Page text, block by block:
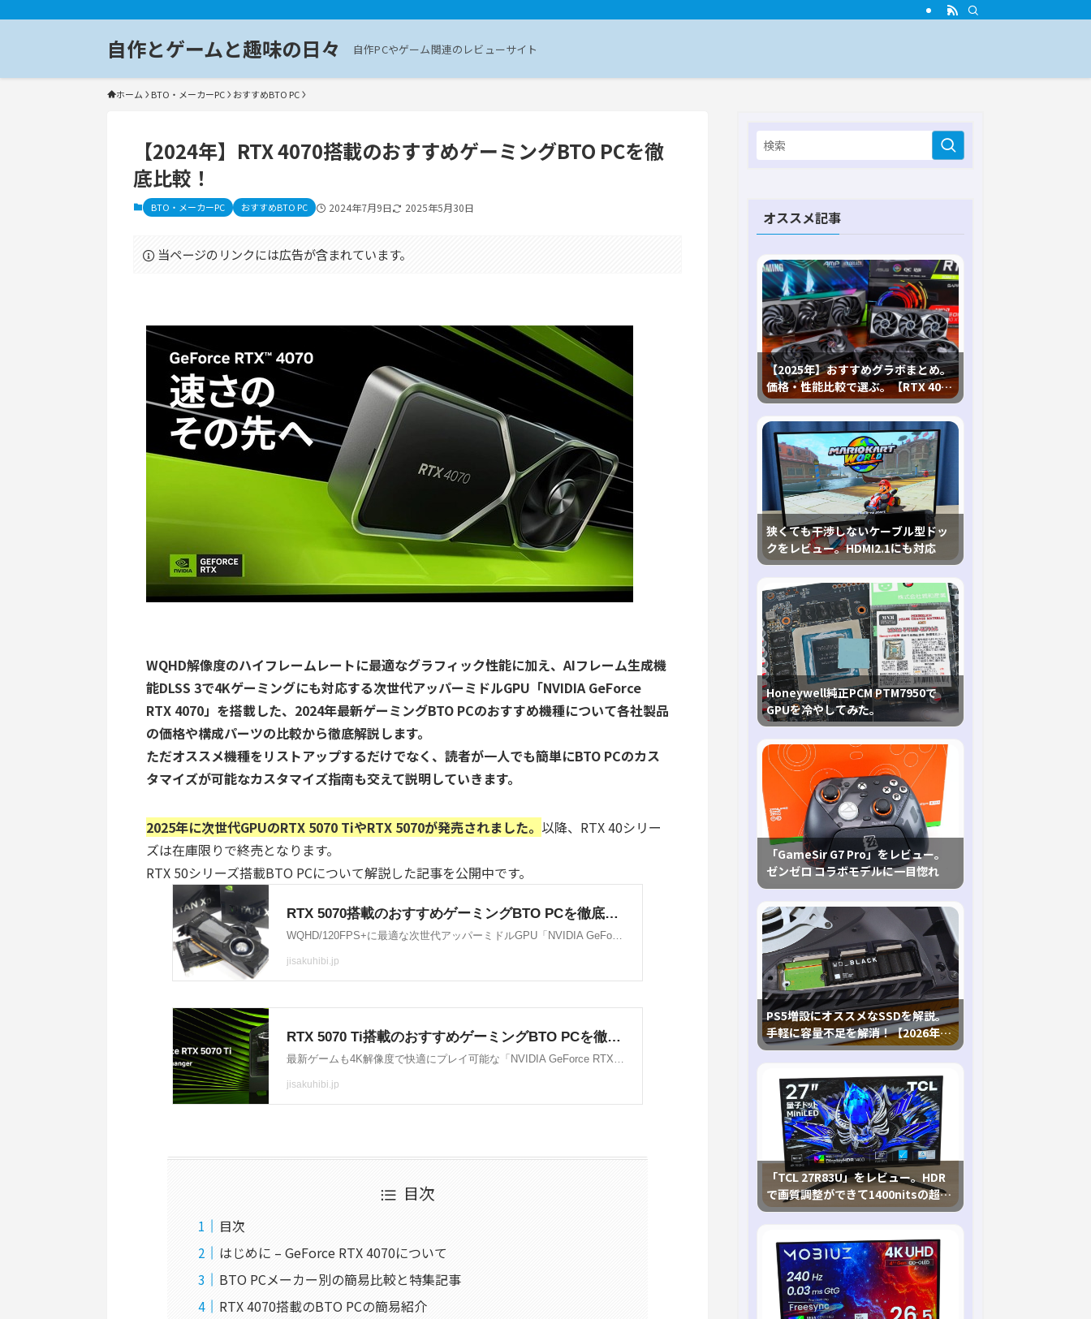
自作とゲームと趣味の日々 自作PCやゲーム関連のレビューサイト
ホーム BTO・メーカーPC おすすめBTO PC
【2024年】RTX 4070搭載のおすすめゲーミングBTO PCを徹
底比較！
BTO・メーカーPC おすすめBTO PC 2024年7月9日 2025年5月30日
当ページのリンクには広告が含まれています。
WQHD解像度のハイフレームレートに最適なグラフィック性能に加え、AIフレーム生成機
能DLSS 3で4Kゲーミングにも対応する次世代アッパーミドルGPU「NVIDIA GeForce
RTX 4070」を搭載した、2024年最新ゲーミングBTO PCのおすすめ機種について各社製品
の価格や構成パーツの比較から徹底解説します。
ただオススメ機種をリストアップするだけでなく、読者が一人でも簡単にBTO PCのカス
タマイズが可能なカスタマイズ指南も交えて説明していきます。
2025年に次世代GPUのRTX 5070 TiやRTX 5070が発売されました。 以降、RTX 40シリー
ズは在庫限りで終売となります。
RTX 50シリーズ搭載BTO PCについて解説した記事を公開中です。
目次
目次
はじめに – GeForce RTX 4070について
BTO PCメーカー別の簡易比較と特集記事
RTX 4070搭載のBTO PCの簡易紹介
オススメ記事
【2025年】おすすめグラボまとめ。
価格・性能比較で選ぶ。【RTX 40,
RX 7000各種に対応】
狭くても干渉しないケーブル型ドッ
クをレビュー。HDMI2.1にも対応
Honeywell純正PCM PTM7950で
GPUを冷やしてみた。
「GameSir G7 Pro」をレビュー。
ゼンゼロ コラボモデルに一目惚れ
PS5増設にオススメなSSDを解説。
手軽に容量不足を解消！【2026年最
新、PS5 Proにも対応】
「TCL 27R83U」をレビュー。HDR
で画質調整ができて1400nitsの超高
輝度も発揮！